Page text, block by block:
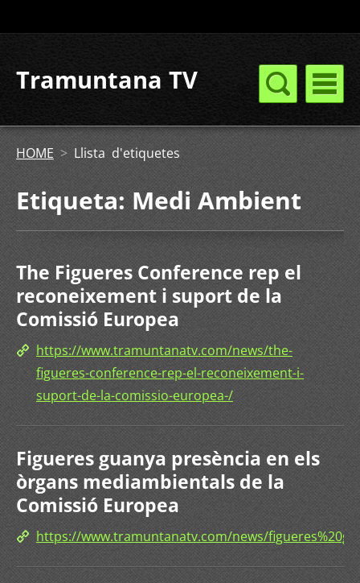
Tramuntana TV
HOME > Llista d'etiquetes
Etiqueta: Medi Ambient
The Figueres Conference rep el
reconeixement i suport de la
Comissió Europea
https://www.tramuntanatv.com/news/the-
figueres-conference-rep-el-reconeixement-i-
suport-de-la-comissio-europea-/
Figueres guanya presència en els
òrgans mediambientals de la
Comissió Europea
https://www.tramuntanatv.com/news/